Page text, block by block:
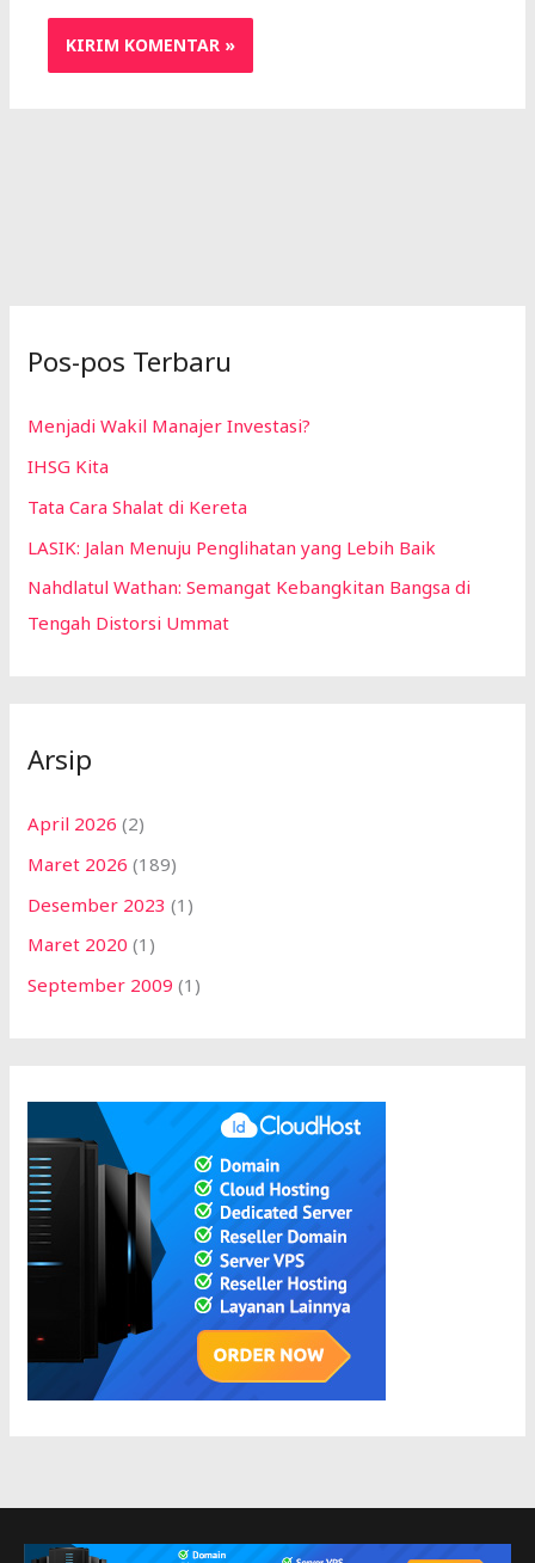
Pos-pos Terbaru
Menjadi Wakil Manajer Investasi?
IHSG Kita
Tata Cara Shalat di Kereta
LASIK: Jalan Menuju Penglihatan yang Lebih Baik
Nahdlatul Wathan: Semangat Kebangkitan Bangsa di
Tengah Distorsi Ummat
Arsip
April 2026 (2)
Maret 2026 (189)
Desember 2023 (1)
Maret 2020 (1)
September 2009 (1)